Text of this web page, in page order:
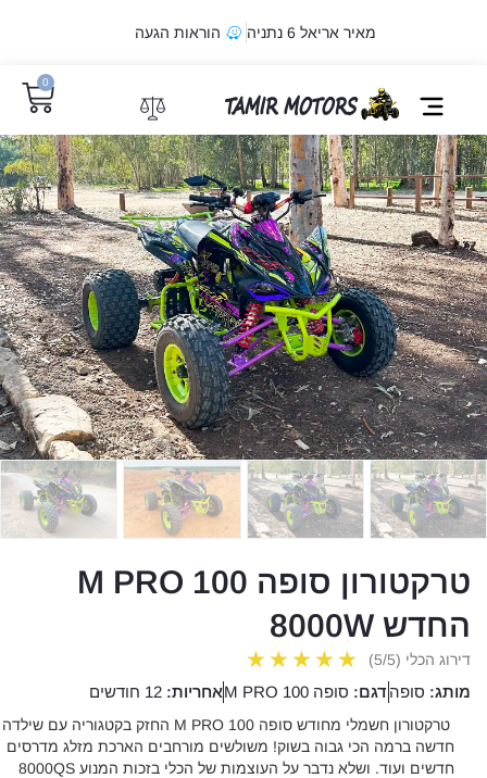
מאיר אריאל 6 נתניה הוראות הגעה
0
טרקטורון סופה M PRO 100
החדש 8000W
דירוג הכלי (5/5) ★
★
★
★
★
מותג: סופהדגם: סופה M PRO 100 אחריות: 12 חודשים
טרקטורון חשמלי מחודש סופה M PRO 100 החזק בקטגוריה עם שילדה
חדשה ברמה הכי גבוה בשוק! משולשים מורחבים הארכת מזלג מדרסים
חדשים ועוד. ושלא נדבר על העוצמות של הכלי בזכות המנוע 8000QS